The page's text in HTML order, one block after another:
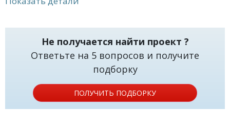
Мы предлагаем различные варианты проектов,
всего подходит для вас. Наши проекты
удовлетворят все ваши требования к комфорту,
функциональности и эстетике.
Мы заботимся о вашем комфорте, поэтому наши
проекты включают в себя все необходимые
удобства для вашей семьи и пристарелой мамы.
Не получается найти проект ?
Ответьте на 5 вопросов и получите
подборку
ПОЛУЧИТЬ ПОДБОРКУ